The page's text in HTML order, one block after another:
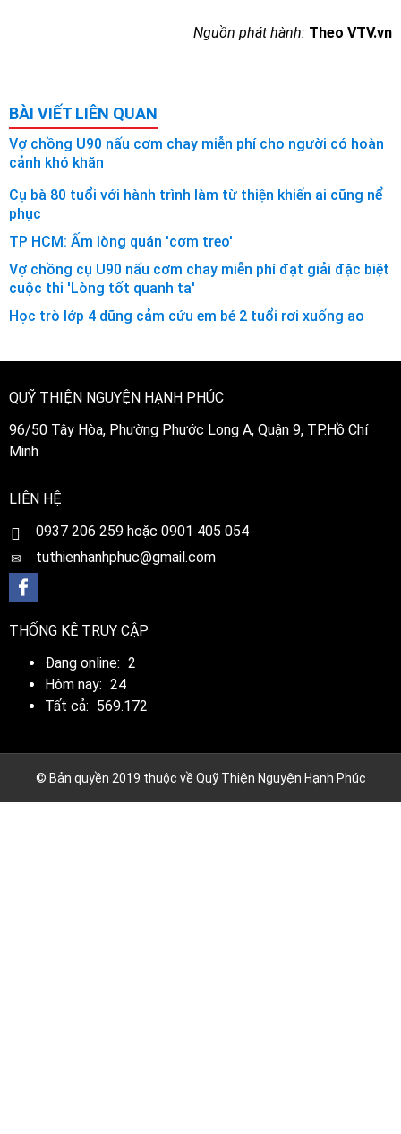
Nguồn phát hành: Theo VTV.vn
BÀI VIẾT LIÊN QUAN
Vợ chồng U90 nấu cơm chay miễn phí cho người có hoàn
cảnh khó khăn
Cụ bà 80 tuổi với hành trình làm từ thiện khiến ai cũng nể
phục
TP HCM: Ấm lòng quán 'cơm treo'
Vợ chồng cụ U90 nấu cơm chay miễn phí đạt giải đặc biệt
cuộc thi 'Lòng tốt quanh ta'
Học trò lớp 4 dũng cảm cứu em bé 2 tuổi rơi xuống ao
QUỸ THIỆN NGUYỆN HẠNH PHÚC
96/50 Tây Hòa, Phường Phước Long A, Quận 9, TP.Hồ Chí
Minh
LIÊN HỆ
0937 206 259 hoặc 0901 405 054
tuthienhanhphuc@gmail.com
THỐNG KÊ TRUY CẬP
Đang online: 2
Hôm nay: 24
Tất cả: 569.172
© Bản quyền 2019 thuộc về Quỹ Thiện Nguyện Hạnh Phúc